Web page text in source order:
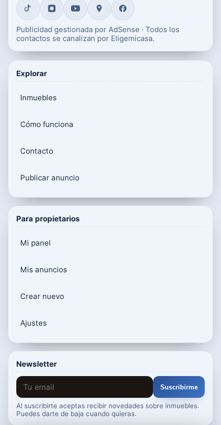
Publicidad gestionada por AdSense · Todos los
contactos se canalizan por Eligemicasa.
Explorar
Inmuebles
Cómo funciona
Contacto
Publicar anuncio
Para propietarios
Mi panel
Mis anuncios
Crear nuevo
Ajustes
Newsletter
Suscribirme
Al suscribirte aceptas recibir novedades sobre inmuebles.
Puedes darte de baja cuando quieras.